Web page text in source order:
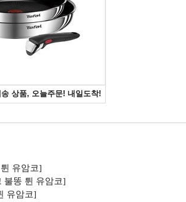
유암코]
불똥 튄 유암코]
유암코]